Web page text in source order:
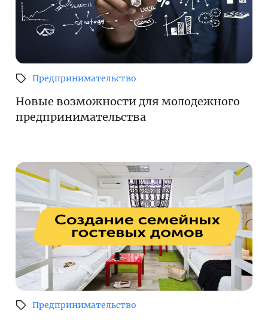
Предпринимательство
Новые возможности для молодежного
предпринимательства
Предпринимательство